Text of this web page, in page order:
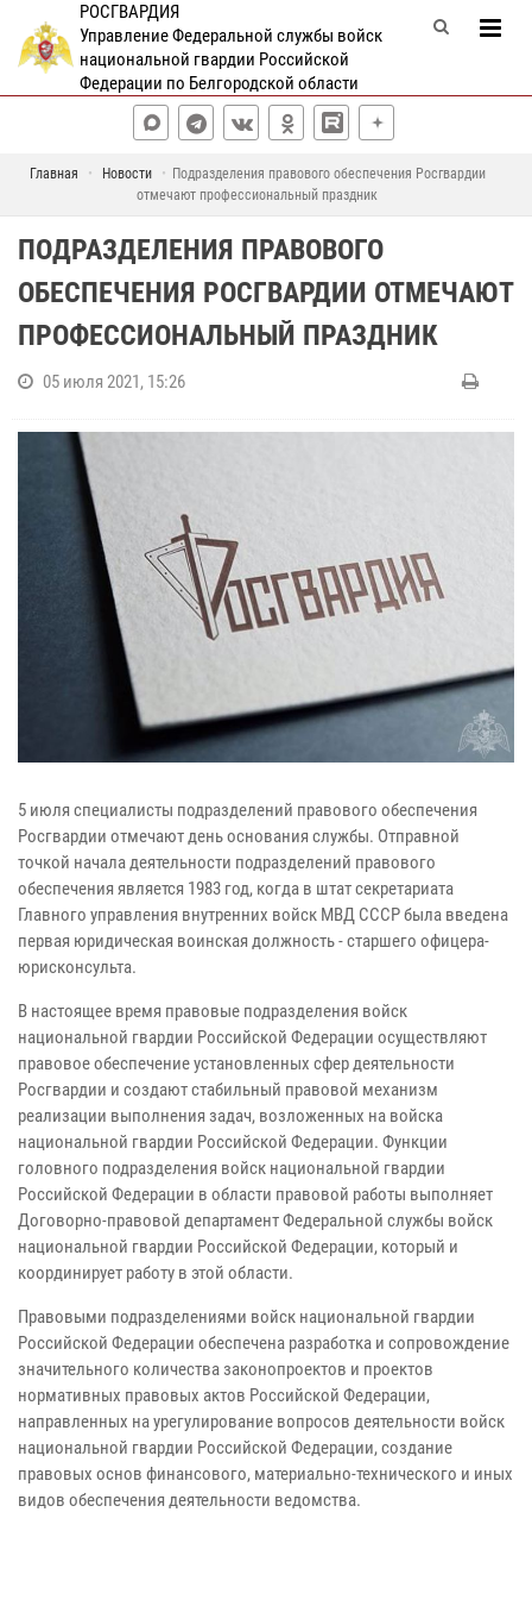
РОСГВАРДИЯ
Управление Федеральной службы войск
национальной гвардии Российской
Федерации по Белгородской области
Главная Новости
Подразделения правового обеспечения Росгвардии
отмечают профессиональный праздник
ПОДРАЗДЕЛЕНИЯ ПРАВОВОГО
ОБЕСПЕЧЕНИЯ РОСГВАРДИИ ОТМЕЧАЮТ
ПРОФЕССИОНАЛЬНЫЙ ПРАЗДНИК
05 июля 2021, 15:26
5 июля специалисты подразделений правового обеспечения
Росгвардии отмечают день основания службы. Отправной
точкой начала деятельности подразделений правового
обеспечения является 1983 год, когда в штат секретариата
Главного управления внутренних войск МВД СССР была введена
первая юридическая воинская должность - старшего офицера-
юрисконсульта.
В настоящее время правовые подразделения войск
национальной гвардии Российской Федерации осуществляют
правовое обеспечение установленных сфер деятельности
Росгвардии и создают стабильный правовой механизм
реализации выполнения задач, возложенных на войска
национальной гвардии Российской Федерации. Функции
головного подразделения войск национальной гвардии
Российской Федерации в области правовой работы выполняет
Договорно-правовой департамент Федеральной службы войск
национальной гвардии Российской Федерации, который и
координирует работу в этой области.
Правовыми подразделениями войск национальной гвардии
Российской Федерации обеспечена разработка и сопровождение
значительного количества законопроектов и проектов
нормативных правовых актов Российской Федерации,
направленных на урегулирование вопросов деятельности войск
национальной гвардии Российской Федерации, создание
правовых основ финансового, материально-технического и иных
видов обеспечения деятельности ведомства.